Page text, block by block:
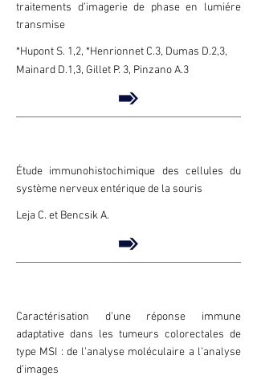
traitements d’imagerie de phase en lumiére
transmise
*Hupont S. 1,2, *Henrionnet C.3, Dumas D.2,3,
Mainard D.1,3, Gillet P. 3, Pinzano A.3
Étude immunohistochimique des cellules du
système nerveux entérique de la souris
Leja C. et Bencsik A.
Caractérisation d’une réponse immune
adaptative dans les tumeurs colorectales de
type MSI : de l’analyse moléculaire a l’analyse
d’images